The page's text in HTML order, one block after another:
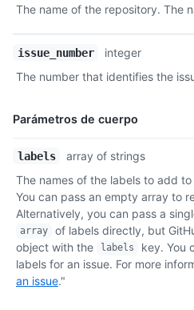
The name of the repository. The
issue_number integer
The number that identifies the
Parámetros de cuerpo
Nombre,
Descripción
labels
array of strings
The names of the labels to add
You can pass an empty array to
Alternatively, you can pass a
array
of labels directly, but
object with the
labels
key. You
labels for an issue. For more
an issue."